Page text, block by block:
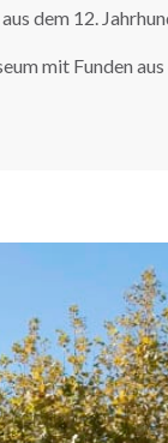
dem 12.
mit Funden